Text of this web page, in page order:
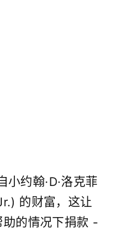
约翰·D·洛克菲
的财富，这让
的情况下捐款 -